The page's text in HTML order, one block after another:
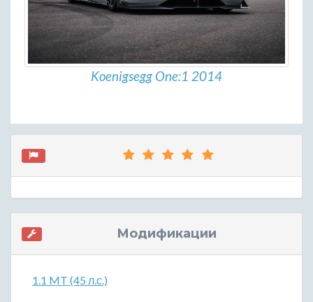
Koenigsegg One:1 2014
Модификации
1.1 MT (45 л.с.)